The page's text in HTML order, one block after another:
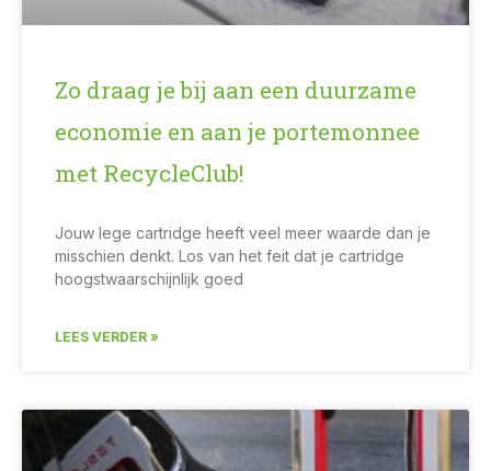
Zo draag je bij aan een duurzame
economie en aan je portemonnee
met RecycleClub!
Jouw lege cartridge heeft veel meer waarde dan je
misschien denkt. Los van het feit dat je cartridge
hoogstwaarschijnlijk goed
LEES VERDER »